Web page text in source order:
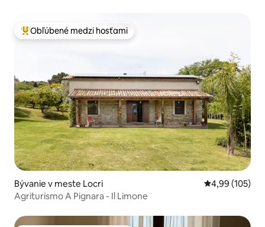
Najobľúbenejšie medzi hosťami
Obľúbené medzi hosťami
Bývanie v meste Locri Priemerné
4,99 (105)
Agriturismo A Pignara - Il Limone